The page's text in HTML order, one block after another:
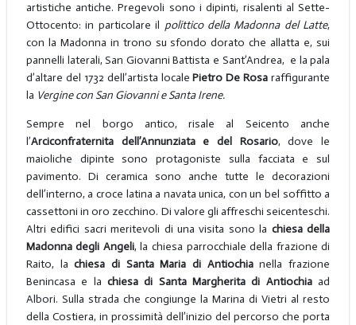
artistiche antiche. Pregevoli sono i dipinti, risalenti al Sette-
Ottocento: in particolare il polittico della Madonna del Latte,
con la Madonna in trono su sfondo dorato che allatta e, sui
pannelli laterali, San Giovanni Battista e Sant’Andrea, e la pala
d’altare del 1732 dell’artista localePietro De Rosa raffigurante
la Vergine con San Giovanni e Santa Irene.
Sempre nel borgo antico, risale al Seicento anche
l’Arciconfraternita dell’Annunziata e del Rosario, dove le
maioliche dipinte sono protagoniste sulla facciata e sul
pavimento. Di ceramica sono anche tutte le decorazioni
dell’interno, a croce latina a navata unica, con un bel soffitto a
cassettoni in oro zecchino. Di valore gli affreschi seicenteschi.
Altri edifici sacri meritevoli di una visita sono la chiesa della
Madonna degli Angeli, la chiesa parrocchiale della frazione di
Raito, lachiesa di Santa Maria di Antiochianella frazione
Benincasa e la chiesa di Santa Margherita di Antiochiaad
Albori. Sulla strada che congiunge la Marina di Vietri al resto
della Costiera, in prossimità dell’inizio del percorso che porta